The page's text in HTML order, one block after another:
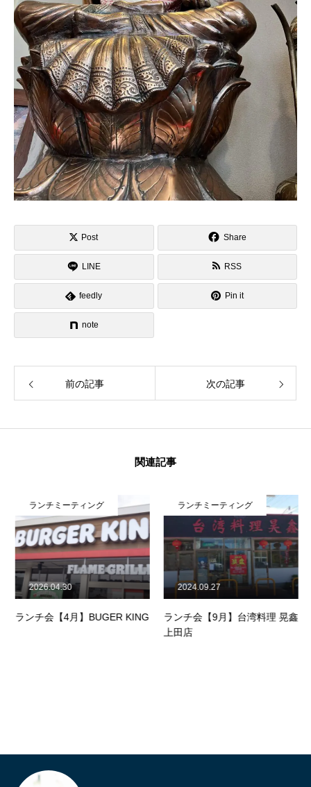
Post Share
LINE RSS
feedly Pin it
note
前の記事 次の記事
関連記事
ランチミーティング
ランチ会【4月】BUGER KING
2026.04.30
ランチミーティング
ランチ会【9月】台湾料理 晃鑫
上田店
2024.09.27